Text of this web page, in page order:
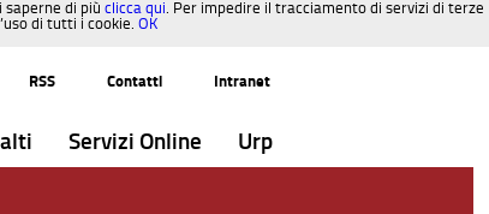
di più clicca qui. Per impedire il tracciamento di servizi di terze
di tutti i cookie. OK
RSS
Contatti Intranet
Servizi Online Urp